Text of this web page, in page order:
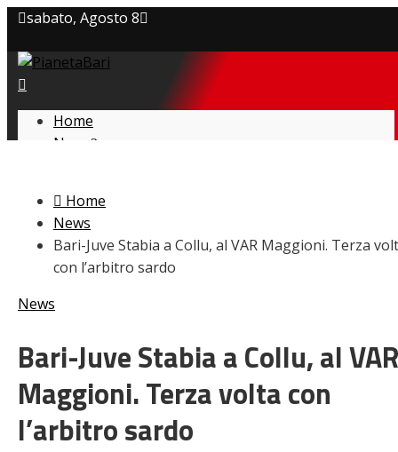
sabato, Agosto 8
Privacy policy
Cookie Policy
Home
News
L’avversario
Giovanili
Le pagelle
Interviste
Focus
Serie B
Video
Home
News
Bari-Juve Stabia a Collu, al VAR Maggioni. Terza
con l’arbitro sardo
News
Bari-Juve Stabia a Collu, al VAR
Maggioni. Terza volta con
l’arbitro sardo